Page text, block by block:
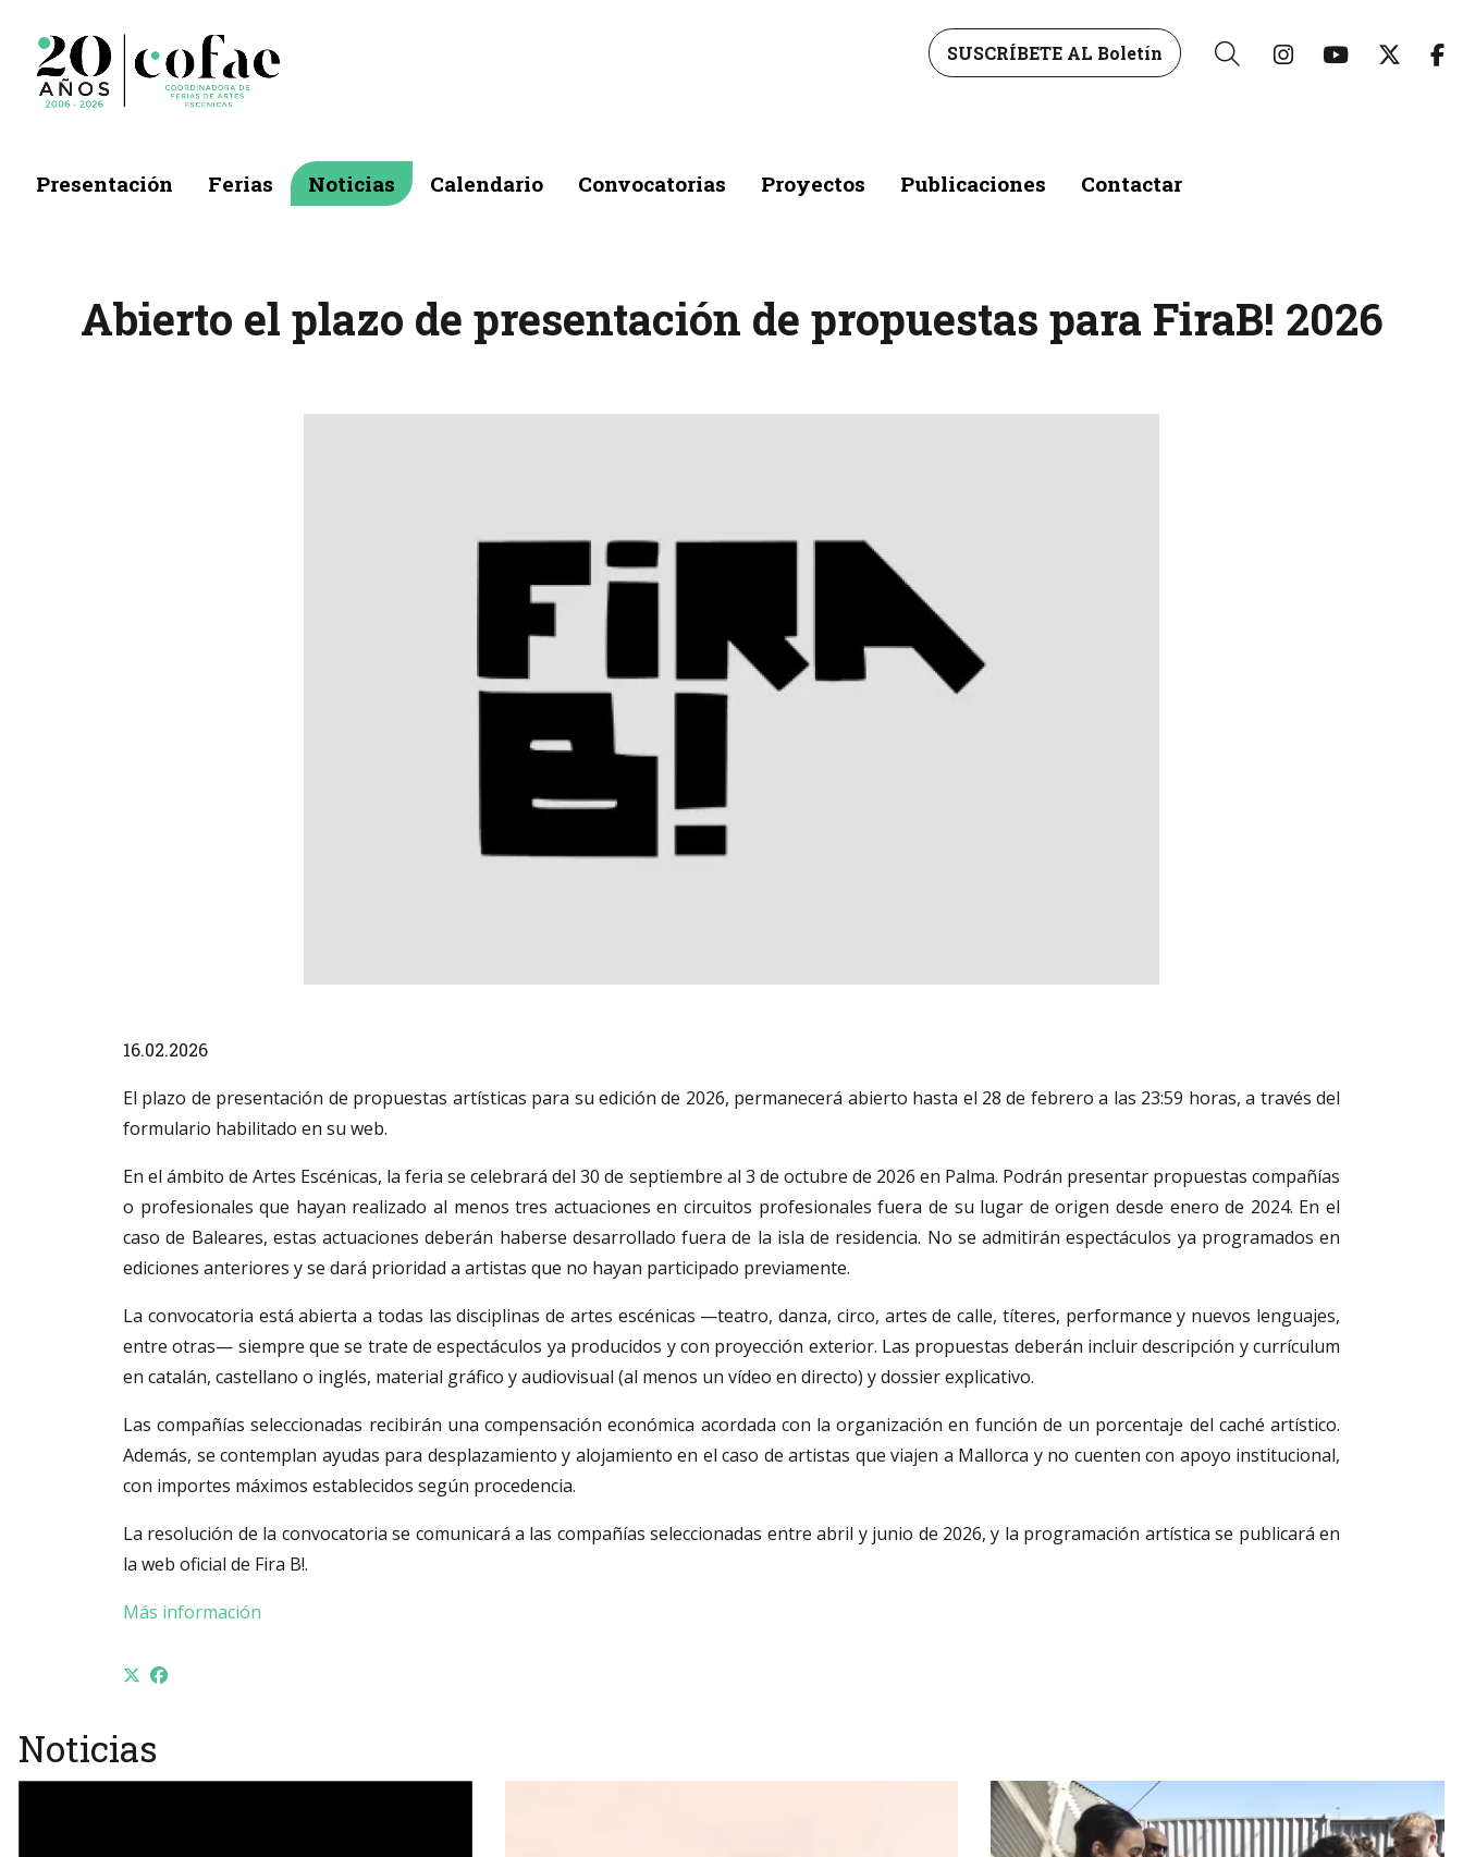
Link aLink a
SUSCRÍBETE AL Boletín
Presentación Ferias Noticias Calendario Convocatorias Proyectos Publicaciones Contactar
Abierto el plazo de presentación de propuestas para FiraB! 2026
16.02.2026
El plazo de presentación de propuestas artísticas para su edición de 2026, permanecerá abierto hasta el 28 de febrero a las 23:59 horas, a través del
formulario habilitado en su web.
En el ámbito de Artes Escénicas, la feria se celebrará del 30 de septiembre al 3 de octubre de 2026 en Palma. Podrán presentar propuestas compañías
o profesionales que hayan realizado al menos tres actuaciones en circuitos profesionales fuera de su lugar de origen desde enero de 2024. En el
caso de Baleares, estas actuaciones deberán haberse desarrollado fuera de la isla de residencia. No se admitirán espectáculos ya programados en
ediciones anteriores y se dará prioridad a artistas que no hayan participado previamente.
La convocatoria está abierta a todas las disciplinas de artes escénicas —teatro, danza, circo, artes de calle, títeres, performance y nuevos lenguajes,
entre otras— siempre que se trate de espectáculos ya producidos y con proyección exterior. Las propuestas deberán incluir descripción y currículum
en catalán, castellano o inglés, material gráfico y audiovisual (al menos un vídeo en directo) y dossier explicativo.
Las compañías seleccionadas recibirán una compensación económica acordada con la organización en función de un porcentaje del caché artístico.
Además, se contemplan ayudas para desplazamiento y alojamiento en el caso de artistas que viajen a Mallorca y no cuenten con apoyo institucional,
con importes máximos establecidos según procedencia.
La resolución de la convocatoria se comunicará a las compañías seleccionadas entre abril y junio de 2026, y la programación artística se publicará en
la web oficial de Fira B!.
Más información
Noticias